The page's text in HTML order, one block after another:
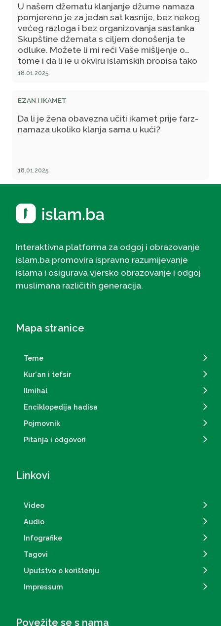
U našem džematu klanjanje džume namaza
pomjereno je za jedan sat kasnije, bez nekog
većeg razloga i bez organizovanja sastanka
Skupštine džemata s ciljem donošenja te
odluke. Možete li mi reći Vaše mišljenje o
tome i da li je u okviru islamskih propisa tako
nešto dozvoljeno?
18.01.2025.
EZAN I IKAMET
Da li je žena obavezna učiti ikamet prije farz-
namaza ukoliko klanja sama u kući?
18.01.2025.
Interaktivna platforma za odgoj i obrazovanje
islam.ba promovira ispravno razumijevanje
islama i osigurava vjersko obrazovanje i odgoj
muslimana različitih generacija.
Mapa stranice
Teme
Kur'an i tefsir
Ilmihal
Enciklopedija hadisa
Pojmovnik
Pitanja i odgovori
Linkovi
Video
Audio
Infografike
Tagovi
Uputstvo o korištenju
Impressum
Povežite se s nama